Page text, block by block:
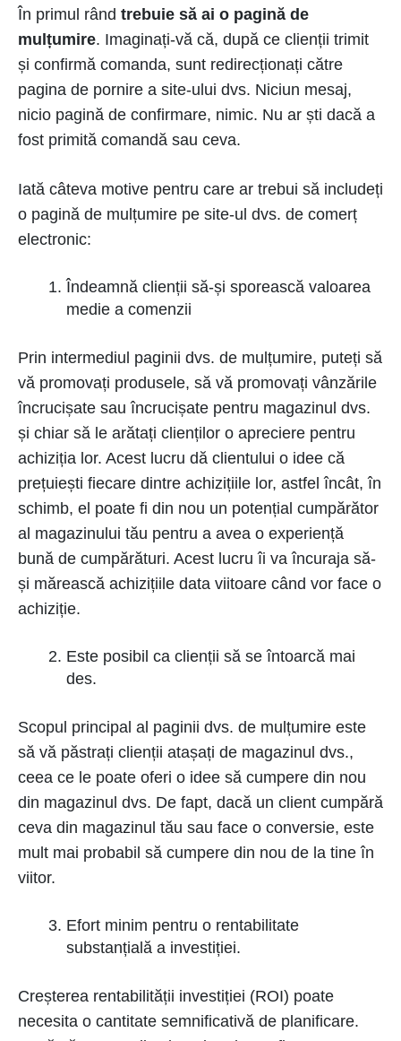
În primul rând trebuie să ai o pagină de
mulțumire. Imaginați-vă că, după ce clienții trimit
și confirmă comanda, sunt redirecționați către
pagina de pornire a site-ului dvs. Niciun mesaj,
nicio pagină de confirmare, nimic. Nu ar ști dacă a
fost primită comandă sau ceva.
Iată câteva motive pentru care ar trebui să includeți
o pagină de mulțumire pe site-ul dvs. de comerț
electronic:
Îndeamnă clienții să-și sporească valoarea
medie a comenzii
Prin intermediul paginii dvs. de mulțumire, puteți să
vă promovați produsele, să vă promovați vânzările
încrucișate sau încrucișate pentru magazinul dvs.
și chiar să le arătați clienților o apreciere pentru
achiziția lor. Acest lucru dă clientului o idee că
prețuiești fiecare dintre achizițiile lor, astfel încât, în
schimb, el poate fi din nou un potențial cumpărător
al magazinului tău pentru a avea o experiență
bună de cumpărături. Acest lucru îi va încuraja să-
și mărească achizițiile data viitoare când vor face o
achiziție.
Este posibil ca clienții să se întoarcă mai
des.
Scopul principal al paginii dvs. de mulțumire este
să vă păstrați clienții atașați de magazinul dvs.,
ceea ce le poate oferi o idee să cumpere din nou
din magazinul dvs. De fapt, dacă un client cumpără
ceva din magazinul tău sau face o conversie, este
mult mai probabil să cumpere din nou de la tine în
viitor.
Efort minim pentru o rentabilitate
substanțială a investiției.
Creșterea rentabilității investiției (ROI) poate
necesita o cantitate semnificativă de planificare.